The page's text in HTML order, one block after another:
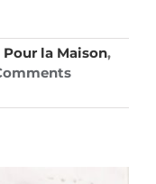
Pour la Maison,